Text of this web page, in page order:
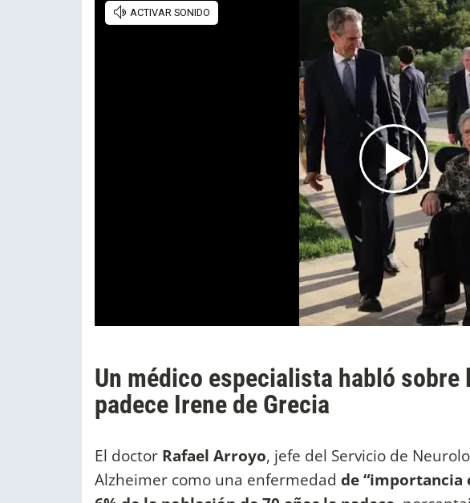
Un médico especialista habló sobre
padece Irene de Grecia
El doctor Rafael Arroyo, jefe del Servicio de
Alzheimer como una enfermedad de “importancia